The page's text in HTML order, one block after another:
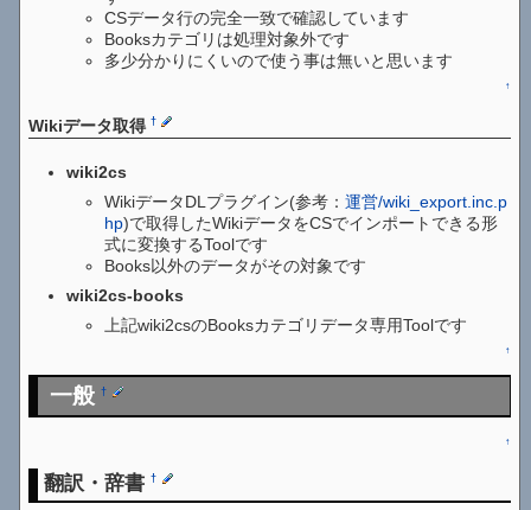
CSデータ行の完全一致で確認しています
Booksカテゴリは処理対象外です
多少分かりにくいので使う事は無いと思います
↑
Wikiデータ取得†
wiki2cs
WikiデータDLプラグイン(参考：運営/wiki_export.inc.p
hp)で取得したWikiデータをCSでインポートできる形
式に変換するToolです
Books以外のデータがその対象です
wiki2cs-books
上記wiki2csのBooksカテゴリデータ専用Toolです
↑
一般†
↑
翻訳・辞書†